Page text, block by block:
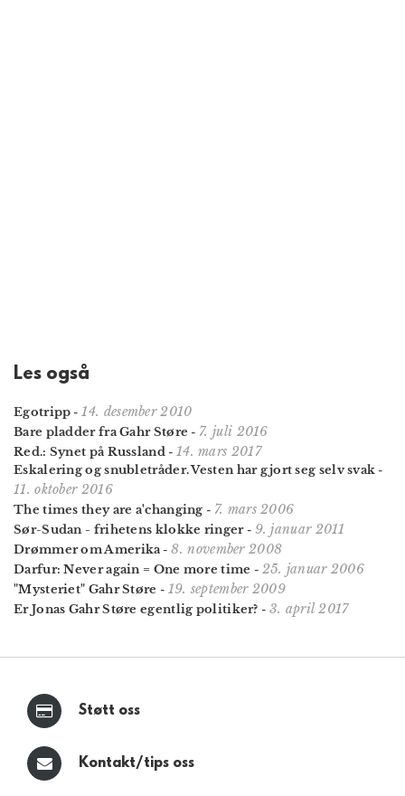
Les også
Egotripp -14. desember 2010
Bare pladder fra Gahr Støre - 7. juli 2016
Red.: Synet på Russland- 14. mars 2017
Eskalering og snubletråder. Vesten har gjort seg selv svak -
11. oktober 2016
The times they are a'changing - 7. mars 2006
Sør-Sudan - frihetens klokke ringer- 9. januar 2011
Drømmer om Amerika -8. november 2008
Darfur: Never again = One more time - 25. januar 2006
"Mysteriet" Gahr Støre - 19. september 2009
Er Jonas Gahr Støre egentlig politiker? - 3. april 2017
Støtt oss
Kontakt/tips oss